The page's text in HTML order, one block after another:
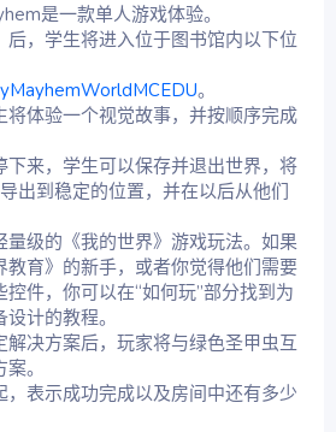
是一款单人游戏体验。
，学生将进入位于图书馆内以下位
。
将体验一个视觉故事，并按顺序完成
下来，学生可以保存并退出世界，将
出到稳定的位置，并在以后从他们
级的《我的世界》游戏玩法。如果
教育》的新手，或者你觉得他们需要
件，你可以在“如何玩”部分找到为
计的教程。
解决方案后，玩家将与绿色圣甲虫互
。
表示成功完成以及房间中还有多少